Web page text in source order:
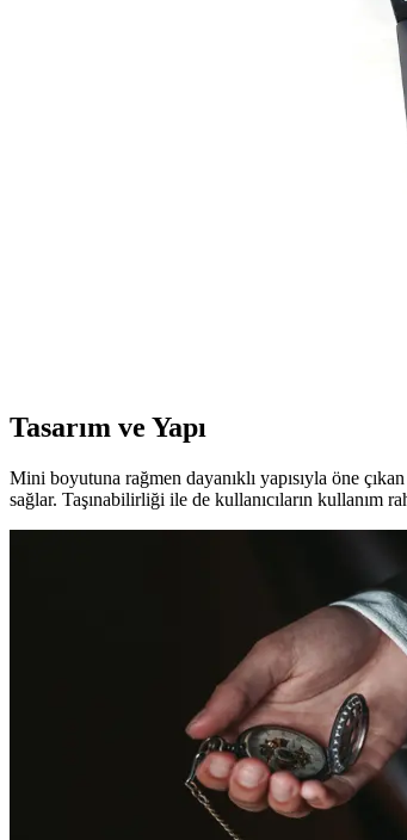
Addison ANC-40D ve Rampage AD-
Addison ANC-40D ve Rampage AD-RC8 Showy
Apple 13 Serisi: Yüksek Performans ve
Apple 13 serisi, yeni nesil işlemciler ve inovatif
32 GB DDR5 RAM ile Yüksek
Yüksek kapasiteli DDR5 RAM, hız ve enerji
Huawei MateBook D 16: Güçlü ve Şık
Huawei MateBook D 16, güçlü işlemci, şık
Tasarım ve Yapı
Mini boyutuna rağmen dayanıklı yapısıyla öne
sağlar. Taşınabilirliği ile de kullanıcıların kullanım